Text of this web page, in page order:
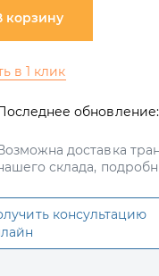
корзину
в 1 клик
обновление:
доставка
склада,
консультацию